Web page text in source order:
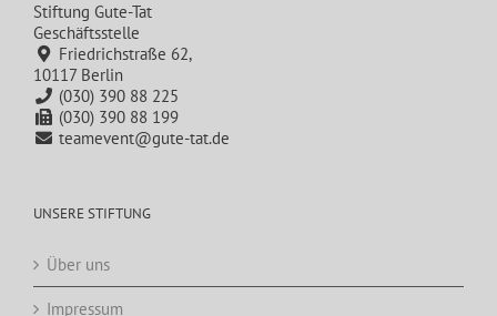
Stiftung Gute-Tat
Geschäftsstelle
Friedrichstraße 62,
10117 Berlin
(030) 390 88 225
(030) 390 88 199
teamevent@gute-tat.de
UNSERE STIFTUNG
Über uns
Impressum